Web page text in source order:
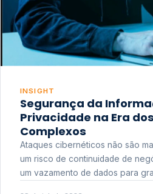
INSIGHT
Segurança da
Privacidade na Era
Complexos
Ataques cibernéticos não são
um risco de continuidade de negócio. O custo
um vazamento de dados para